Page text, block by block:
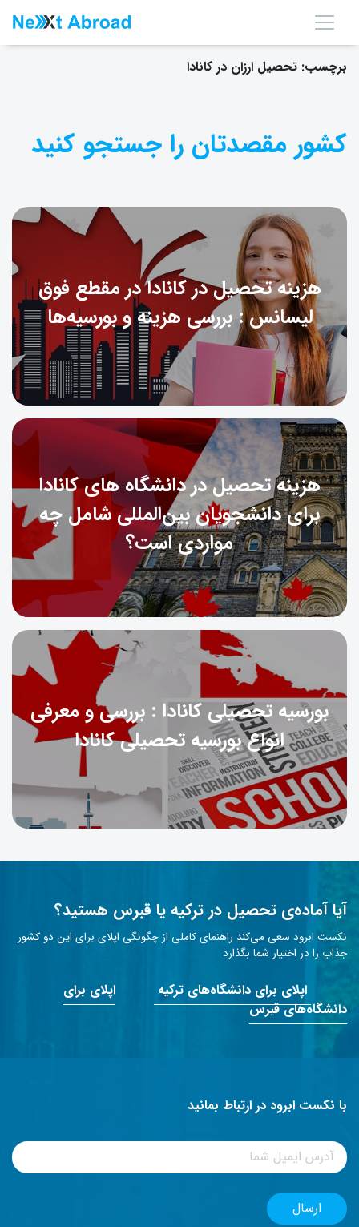
برچسب: تحصیل ارزان در کانادا
کشور مقصدتان را جستجو کنید
هزینه تحصیل در کانادا در مقطع فوق
لیسانس : بررسی هزینه و بورسیه‌ها
هزینه تحصیل در دانشگاه های کانادا
برای دانشجویان بین‌المللی شامل چه
مواردی است؟
بورسیه تحصیلی کانادا : بررسی و معرفی
انواع بورسیه تحصیلی کانادا
آیا آماده‌ی تحصیل در ترکیه یا قبرس هستید؟
نکست ابرود سعی می‌کند راهنمای کاملی از چگونگی اپلای برای این دو کشور
جذاب را در اختیار شما بگذارد
اپلای برای دانشگاه‌های ترکیه
اپلای برای
دانشگاه‌های قبرس
با نکست ابرود در ارتباط بمانید